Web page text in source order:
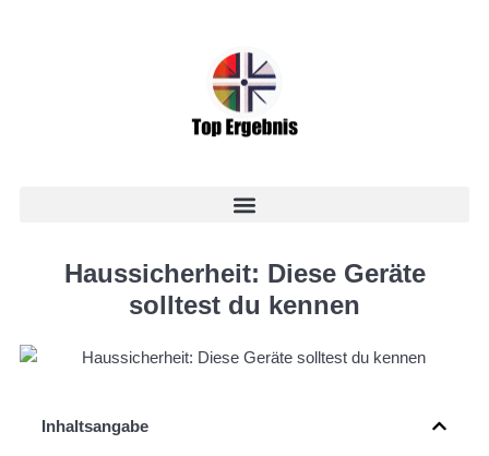
Haussicherheit: Diese Geräte
solltest du kennen
Inhaltsangabe